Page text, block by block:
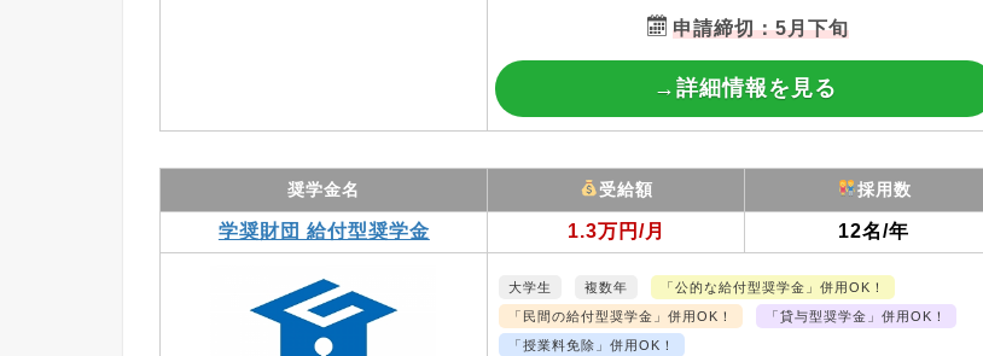
申請締切：5月下旬
→詳細情報を見る
奨学金名 受給額 採用数
学奨財団 給付型奨学金 1.3万円/月 12名/年
大学生 複数年
「公的な給付型奨学金」併用OK！
「民間の給付型奨学金」併用OK！
「貸与型奨学金」併用OK！
「授業料免除」併用OK！